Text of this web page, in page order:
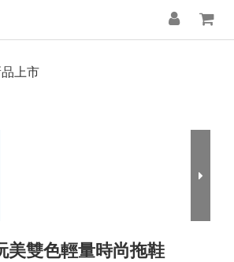
上市
美雙色輕量時尚拖鞋